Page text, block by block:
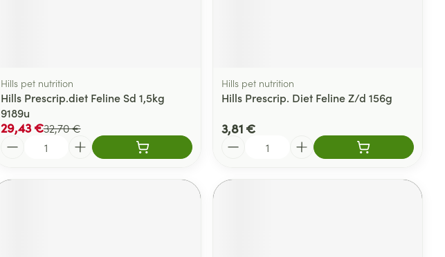
Hills pet nutrition
Hills Prescrip.diet Feline Sd 1,5kg
9189u
32,70 €
29,43 €
Hills pet nutrition
Hills Prescrip. Diet Feline Z/d 156g
3,81 €